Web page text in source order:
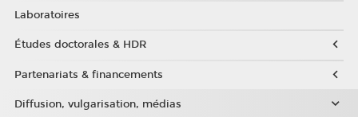
Laboratoires
Études doctorales & HDR
Partenariats & financements
Diffusion, vulgarisation, médias